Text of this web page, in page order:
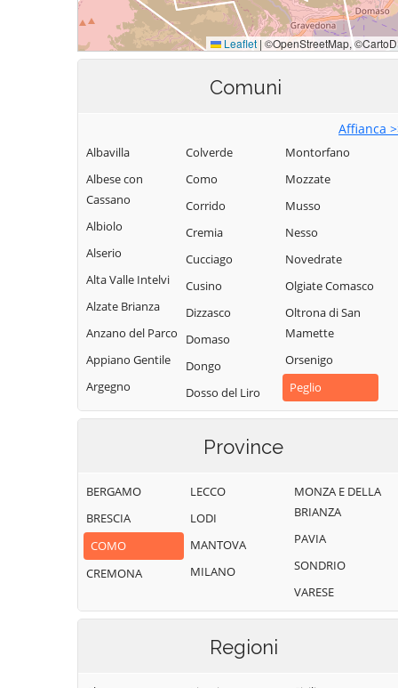
Comuni
Affianca
Albavilla
Albese con
Cassano
Albiolo
Alserio
Alta Valle Intelvi
Alzate Brianza
Anzano del Parco
Appiano Gentile
Argegno
Arosio
Bellagio
Bene Lario
Beregazzo con
Figliaro
Bizzarone
Colverde
Como
Corrido
Cremia
Cucciago
Cusino
Dizzasco
Domaso
Dongo
Dosso del Liro
Erba
Eupilio
Faloppio
Fenegrò
Figino Serenza
Fino Mornasco
Grandate
Montorfano
Mozzate
Musso
Nesso
Novedrate
Olgiate Comasco
Oltrona di San
Mamette
Orsenigo
Peglio
Pianello del Lario
Pognana Lario
Ponna
Ponte Lambro
Porlezza
Proserpio
Province
BERGAMO
BRESCIA
COMO
CREMONA
LECCO
LODI
MANTOVA
MILANO
MONZA E DELLA
BRIANZA
PAVIA
SONDRIO
VARESE
Regioni